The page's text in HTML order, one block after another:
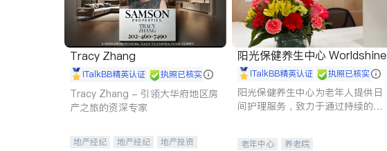
Tracy Zhang
iTalkBB精英认证 执照已核实
Tracy Zhang - 引领大华府地区房
产之旅的资深专家
地产经纪 地产经纪
地产投资
阳光保健养生中心 Worldshine
iTalkBB精英认证 执照已核实
阳光保健养生中心为老年人提供日
间护理服务，致力于通过持续的护
老年中心 养老院